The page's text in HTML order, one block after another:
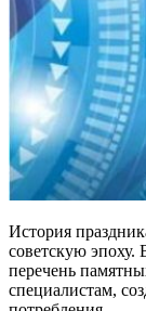
История
советскую
перечень
специалистам,